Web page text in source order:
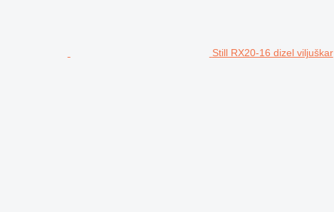
Still RX20-16 dizel viljuškar